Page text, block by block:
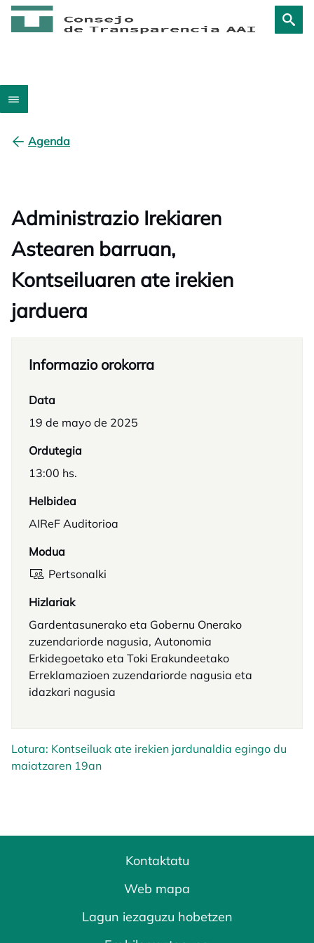
Agenda
Administrazio Irekiaren
Astearen barruan,
Kontseiluaren ate irekien
jarduera
Informazio orokorra
Data
19 de mayo de 2025
Ordutegia
13:00 hs.
Helbidea
AIReF Auditorioa
Modua
Pertsonalki
Hizlariak
Gardentasunerako eta Gobernu Onerako
zuzendariorde nagusia, Autonomia
Erkidegoetako eta Toki Erakundeetako
Erreklamazioen zuzendariorde nagusia eta
idazkari nagusia
Lotura: Kontseiluak ate irekien jardunaldia egingo du
maiatzaren 19an
Kontaktatu
Web mapa
Lagun iezaguzu hobetzen